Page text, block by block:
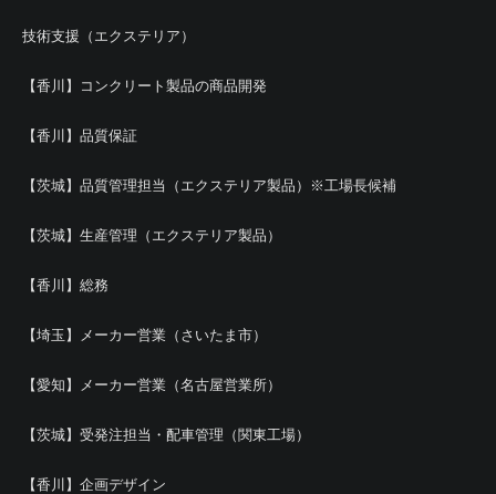
技術支援（エクステリア）
【香川】コンクリート製品の商品開発
【香川】品質保証
【茨城】品質管理担当（エクステリア製品）※工場長候補
【茨城】生産管理（エクステリア製品）
【香川】総務
【埼玉】メーカー営業（さいたま市）
【愛知】メーカー営業（名古屋営業所）
【茨城】受発注担当・配車管理（関東工場）
【香川】企画デザイン